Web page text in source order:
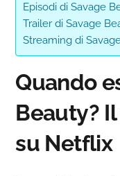
Episodi di Savage
Trailer di Savage
Streaming di
Quando
Beauty?
su Netflix